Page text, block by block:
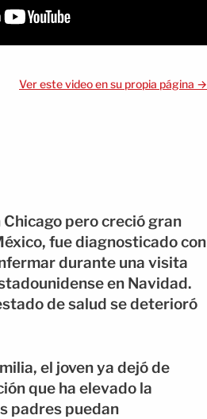
Ver este video en su propia página →
pero creció gran
fue diagnosticado con
durante una visita
en Navidad.
de salud se deterioró
el joven ya dejó de
que ha elevado la
padres puedan